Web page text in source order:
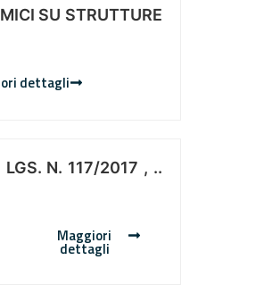
SU STRUTTURE
dettagli
LGS. N. 117/2017 , ..
Maggiori
dettagli